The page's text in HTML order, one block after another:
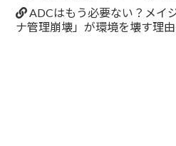
ADCはもう必要ない？メイ
ナ管理崩壊」が環境を壊す理由